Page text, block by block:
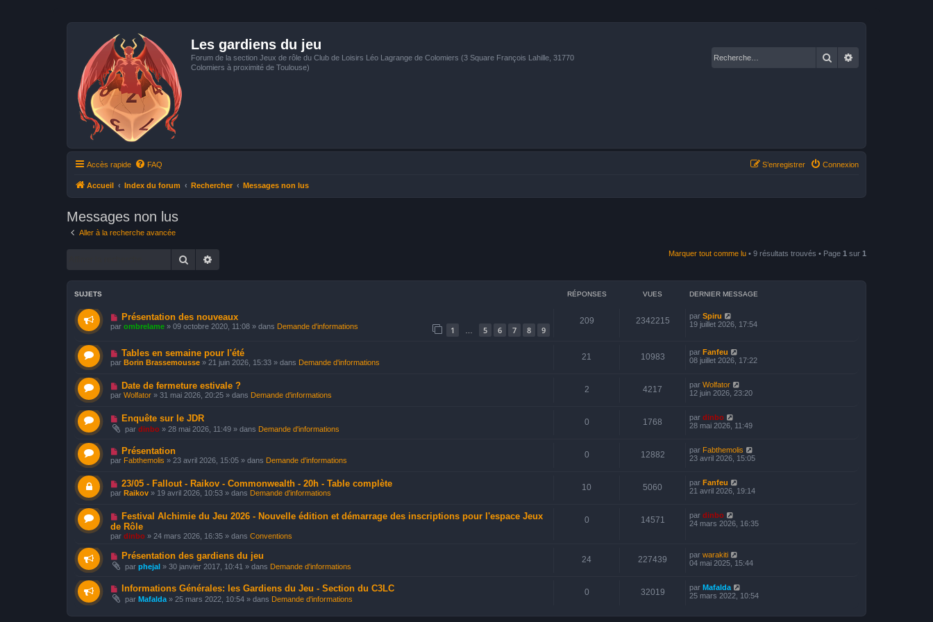
Les gardiens du jeu
Forum de la section Jeux de rôle du Club de Loisirs Léo Lagrange de Colomiers (3 Square François Lahille, 31770
Colomiers à proximité de Toulouse)
Rechercher
Accès rapide FAQ Connexion
S’enregistrer
Accueil Index du forum Rechercher Messages non lus
Messages non lus
Aller à la recherche avancée
Rechercher Marquer tout comme lu • 9 résultats trouvés • Page 1 sur 1
SUJETS RÉPONSES VUES DERNIER MESSAGE
N
o
u
e
u
e
s
s
g
e
Présentation des nouveaux
par ombrelame » 09 octobre 2020, 11:08 » dans Demande d'informations 1 5 6 7 8 9
209 2342215 par Spiru
19 juillet 2026, 17:54
N
o
u
e
a
s
s
e
Tables en semaine pour l'été
par Borin Brassemousse » 21 juin 2026, 15:33 » dans Demande d'informations
21 10983 par Fanfeu
08 juillet 2026, 17:22
N
o
u
e
a
u
s
g
e
Date de fermeture estivale ?
par Wolfator » 31 mai 2026, 20:25 » dans Demande d'informations
2 4217 par Wolfator
12 juin 2026, 23:20
N
u
e
a
e
s
e
Enquête sur le JDR
par dinbo » 28 mai 2026, 11:49 » dans Demande d'informations
0 1768 par dinbo
28 mai 2026, 11:49
N
o
u
e
a
s
s
a
e
Présentation
par Fabthemolis » 23 avril 2026, 15:05 » dans Demande d'informations
0 12882 par Fabthemolis
23 avril 2026, 15:05
N
o
u
e
a
u
m
s
e
23/05 - Fallout - Raikov - Commonwealth - 20h - Table complète
par Raikov » 19 avril 2026, 10:53 » dans Demande d'informations
10 5060 par Fanfeu
21 avril 2026, 19:14
N
u
v
u
m
s
Festival Alchimie du Jeu 2026 - Nouvelle édition et démarrage des inscriptions pour l'espace Jeux
de Rôle
par dinbo » 24 mars 2026, 16:35 » dans Conventions
0 14571 par dinbo
24 mars 2026, 16:35
N
u
e
a
u
Présentation des gardiens du jeu
par phejal » 30 janvier 2017, 10:41 » dans Demande d'informations
24 227439 par warakiti
04 mai 2025, 15:44
N
u
Informations Générales: les Gardiens du Jeu - Section du C3LC
par Mafalda » 25 mars 2022, 10:54 » dans Demande d'informations
0 32019 par Mafalda
25 mars 2022, 10:54